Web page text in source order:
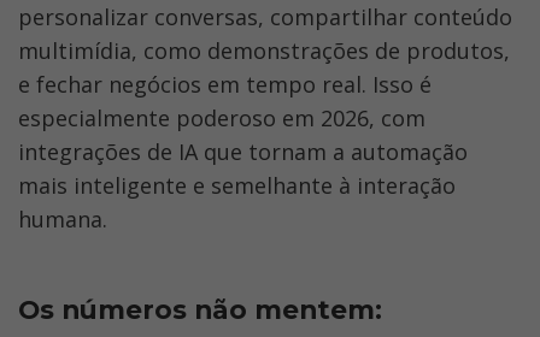
personalizar conversas, compartilhar conteúdo
multimídia, como demonstrações de produtos,
e fechar negócios em tempo real. Isso é
especialmente poderoso em 2026, com
integrações de IA que tornam a automação
mais inteligente e semelhante à interação
humana.
Os números não mentem: